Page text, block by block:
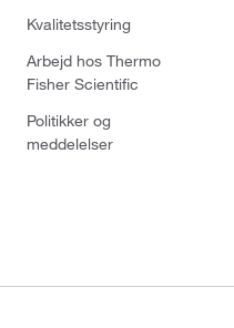
Kvalitetsstyring
Arbejd hos Thermo
Fisher Scientific
Politikker og
meddelelser